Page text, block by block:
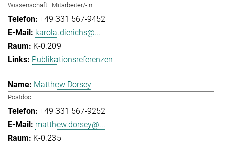
Wissenschaftl. Mitarbeiter/-in
+49 331 567-9452
karola.dierichs@...
K-0.209
Publikationsreferenzen
Matthew Dorsey
Postdoc
+49 331 567-9252
matthew.dorsey@...
K-0.235